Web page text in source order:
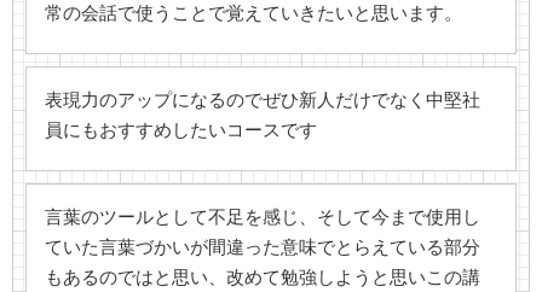
常の会話で使うことで覚えていきたいと思います。
表現力のアップになるのでぜひ新人だけでなく中堅社
員にもおすすめしたいコースです
言葉のツールとして不足を感じ、そして今まで使用し
ていた言葉づかいが間違った意味でとらえている部分
もあるのではと思い、改めて勉強しようと思いこの講